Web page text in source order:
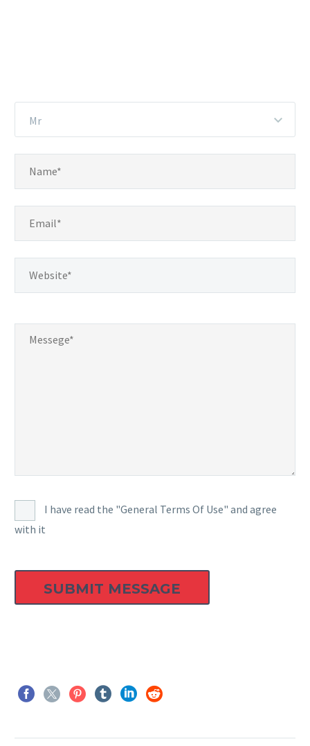
Mr
I have read the "General Terms Of Use" and agree
with it